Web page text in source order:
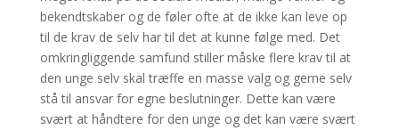
bekendtskaber og de føler ofte at de ikke kan leve op
til de krav de selv har til det at kunne følge med. Det
omkringliggende samfund stiller måske flere krav til at
den unge selv skal træffe en masse valg og gerne selv
stå til ansvar for egne beslutninger. Dette kan være
svært at håndtere for den unge og det kan være svært